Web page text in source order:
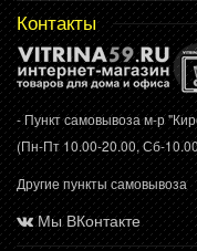
Контакты
- Пункт самовывоза м-р
(Пн-Пт 10.00-20.00, Сб-
Другие пункты самовывоза
Мы ВКонтакте